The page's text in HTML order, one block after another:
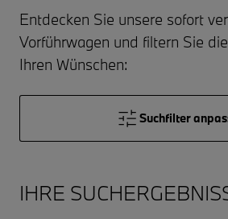
Entdecken Sie unsere sofort
Vorführwagen und filtern Sie
Ihren Wünschen:
Suchfilter
IHRE